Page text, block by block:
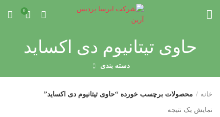
0
حاوی تیتانیوم دی اکساید
دسته بندی
خانه محصولات برچسب خورده “حاوی تیتانیوم دی اکساید”
نمایش یک نتیجه